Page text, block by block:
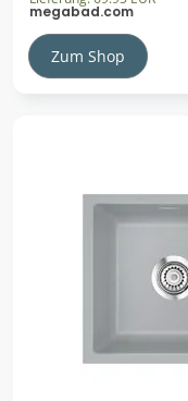
megabad.com
Zum Shop